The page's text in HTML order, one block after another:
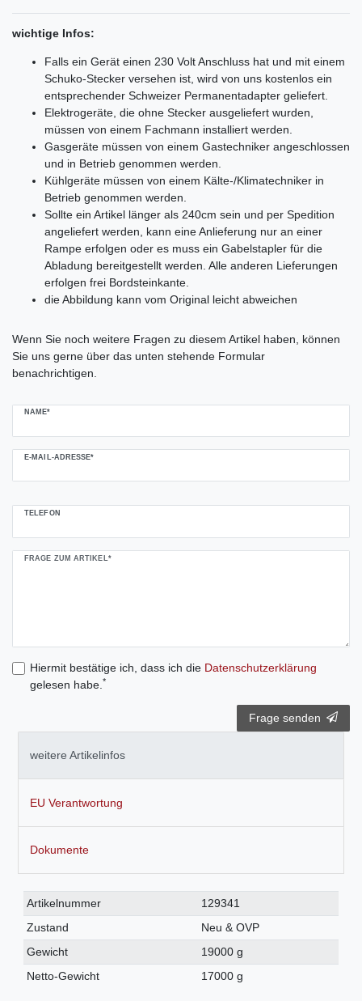
wichtige Infos:
Falls ein Gerät einen 230 Volt Anschluss hat und mit einem
Schuko-Stecker versehen ist, wird von uns kostenlos ein
entsprechender Schweizer Permanentadapter geliefert.
Elektrogeräte, die ohne Stecker ausgeliefert wurden,
müssen von einem Fachmann installiert werden.
Gasgeräte müssen von einem Gastechniker angeschlossen
und in Betrieb genommen werden.
Kühlgeräte müssen von einem Kälte-/Klimatechniker in
Betrieb genommen werden.
Sollte ein Artikel länger als 240cm sein und per Spedition
angeliefert werden, kann eine Anlieferung nur an einer
Rampe erfolgen oder es muss ein Gabelstapler für die
Abladung bereitgestellt werden. Alle anderen Lieferungen
erfolgen frei Bordsteinkante.
die Abbildung kann vom Original leicht abweichen
Wenn Sie noch weitere Fragen zu diesem Artikel haben, können
Sie uns gerne über das unten stehende Formular
benachrichtigen.
NAME*
E-MAIL-ADRESSE*
TELEFON
FRAGE ZUM ARTIKEL*
Hiermit bestätige ich, dass ich die Daten­schutz­erklärung
gelesen habe. *
Frage senden
weitere Artikelinfos
EU Verantwortung
Dokumente
Technisches
Merkmal
Wert
Artikelnummer
129341
Zustand
Neu & OVP
Gewicht
19000 g
Netto-Gewicht
17000 g